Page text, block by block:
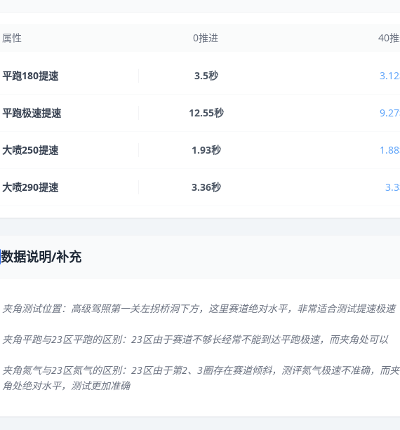
属性 0推进 40
平跑180提速 3.5秒
平跑极速提速 12.55秒
大喷250提速 1.93秒
大喷290提速 3.36秒
数据说明/补充
夹角测试位置：高级驾照第一关左拐桥洞下方，这里赛道绝对水平，非常适合测试提速极速
夹角平跑与23区平跑的区别：23区由于赛道不够长经常不能到达平跑极速，而夹角处可以
夹角氮气与23区氮气的区别：23区由于第2、3圈存在赛道倾斜，测评氮气极速不准确，而夹
角处绝对水平，测试更加准确